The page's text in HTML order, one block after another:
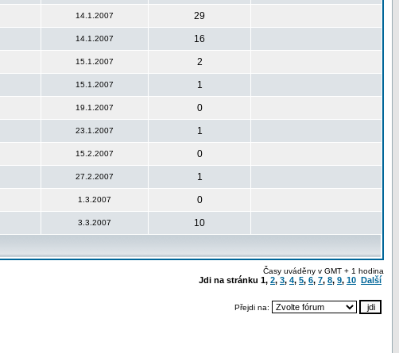
14.1.2007 29
14.1.2007 16
15.1.2007 2
15.1.2007 1
19.1.2007 0
23.1.2007 1
15.2.2007 0
27.2.2007 1
1.3.2007 0
3.3.2007 10
Časy uváděny v GMT + 1 hodina
Jdi na stránku 1, 2, 3, 4, 5, 6, 7, 8, 9, 10 Další
Přejdi na: